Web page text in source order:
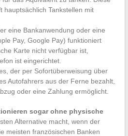
hauptsächlich Tankstellen mit
eine Bankanwendung oder eine
Pay, Google Pay) funktioniert
Karte nicht verfügbar ist,
ist eingerichtet.
der per Sofortüberweisung über
Autofahrers aus der Ferne bezahlt,
oder eine Zahlung ermöglicht.
sogar ohne physische
Alternative macht, wenn der
meisten französischen Banken